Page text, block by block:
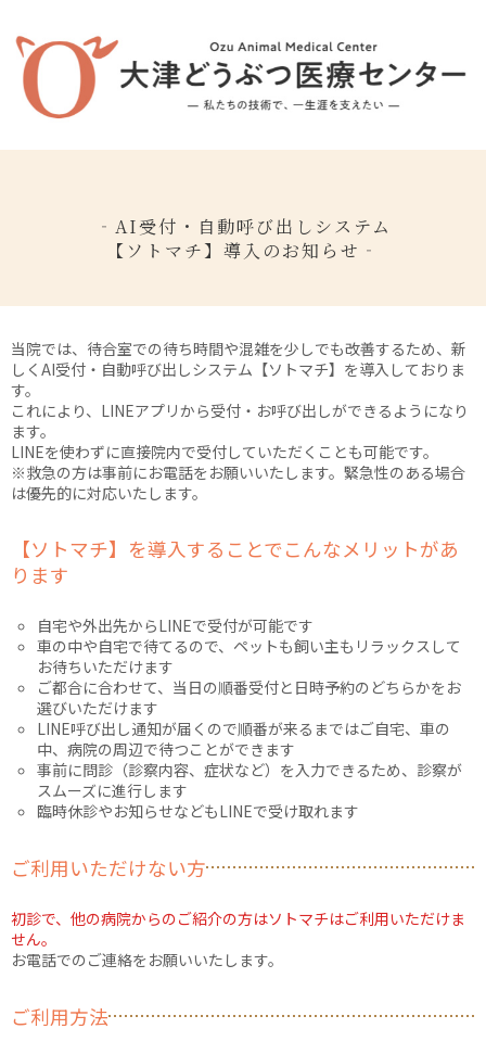
‐AI受付・自動呼び出しシステム
【ソトマチ】導入のお知らせ‐
当院では、待合室での待ち時間や混雑を少しでも改善するため、新
しくAI受付・自動呼び出しシステム【ソトマチ】を導入しておりま
す。
これにより、LINEアプリから受付・お呼び出しができるようになり
ます。
LINEを使わずに直接院内で受付していただくことも可能です。
※救急の方は事前にお電話をお願いいたします。緊急性のある場合
は優先的に対応いたします。
【ソトマチ】を導入することでこんなメリットがあ
ります
自宅や外出先からLINEで受付が可能です
車の中や自宅で待てるので、ペットも飼い主もリラックスして
お待ちいただけます
ご都合に合わせて、当日の順番受付と日時予約のどちらかをお
選びいただけます
LINE呼び出し通知が届くので順番が来るまではご自宅、車の
中、病院の周辺で待つことができます
事前に問診（診察内容、症状など）を入力できるため、診察が
スムーズに進行します
臨時休診やお知らせなどもLINEで受け取れます
ご利用いただけない方
初診で、他の病院からのご紹介の方はソトマチはご利用いただけま
せん。
お電話でのご連絡をお願いいたします。
ご利用方法